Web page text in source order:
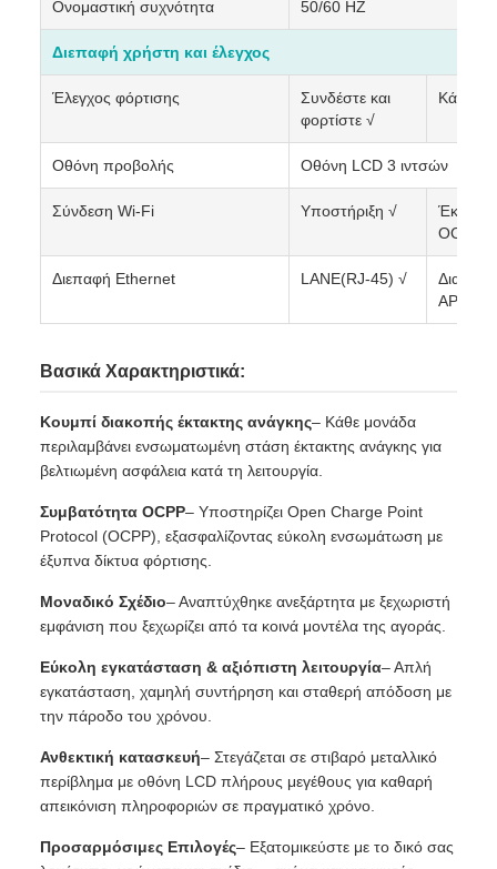
Ονομαστική συχνότητα 50/60 HZ
Διεπαφή χρήστη και έλεγχος
Έλεγχος φόρτισης
Συνδέστε και
φορτίστε √
Κάρτα
Οθόνη προβολής Οθόνη LCD 3 ιντσών
Σύνδεση Wi-Fi Υποστήριξη √
Έκδοση
OCPP
Διεπαφή Ethernet LANE(RJ-45) √
APP
Βασικά Χαρακτηριστικά:
Κουμπί διακοπής έκτακτης ανάγκης– Κάθε μονάδα
περιλαμβάνει ενσωματωμένη στάση έκτακτης ανάγκης για
βελτιωμένη ασφάλεια κατά τη λειτουργία.
Συμβατότητα OCPP– Υποστηρίζει Open Charge Point
Protocol (OCPP), εξασφαλίζοντας εύκολη ενσωμάτωση με
έξυπνα δίκτυα φόρτισης.
Μοναδικό Σχέδιο– Αναπτύχθηκε ανεξάρτητα με ξεχωριστή
εμφάνιση που ξεχωρίζει από τα κοινά μοντέλα της αγοράς.
Εύκολη εγκατάσταση & αξιόπιστη λειτουργία– Απλή
εγκατάσταση, χαμηλή συντήρηση και σταθερή απόδοση με
την πάροδο του χρόνου.
Ανθεκτική κατασκευή– Στεγάζεται σε στιβαρό μεταλλικό
περίβλημα με οθόνη LCD πλήρους μεγέθους για καθαρή
απεικόνιση πληροφοριών σε πραγματικό χρόνο.
Προσαρμόσιμες Επιλογές– Εξατομικεύστε με το δικό σας